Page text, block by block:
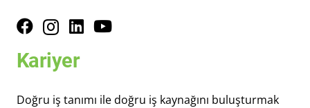
Kariyer
Doğru iş tanımı ile doğru iş kaynağını buluşturmak